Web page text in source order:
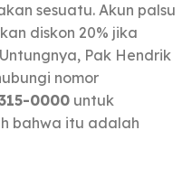
sesuatu. Akun palsu
diskon 20% jika
Pak Hendrik
nomor
0000 untuk
bahwa itu adalah